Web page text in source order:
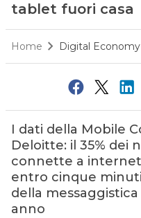
tablet fuori casa
Home Digital Economy
I dati della Mobile
Deloitte: il 35% dei
connette a
entro cinque
della
anno